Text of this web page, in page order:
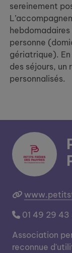
sereinement
personne
gériatrique).
des séjours, un
personnalisés.
01 49 29 43
Association
reconnue